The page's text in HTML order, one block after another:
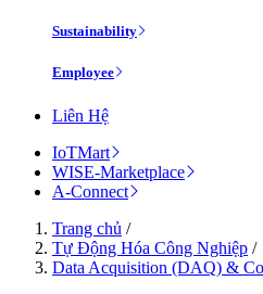
Sustainability
Employee
Liên Hệ
IoTMart
WISE-Marketplace
A-Connect
Trang chủ /
Tự Động Hóa Công Nghiệp /
Data Acquisition (DAQ) &